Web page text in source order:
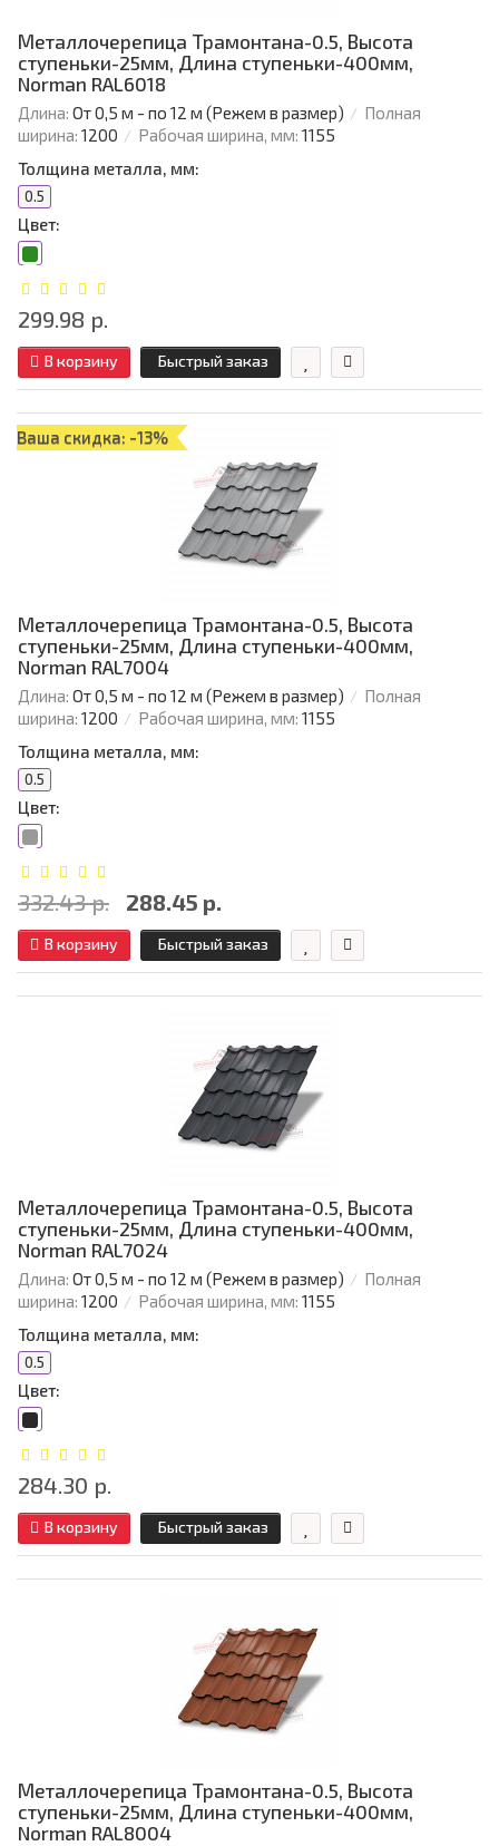
Металлочерепица Трамонтана-0.5, Высота
ступеньки-25мм, Длина ступеньки-400мм,
Norman RAL6018
Длина: От 0,5 м - по 12 м (Режем в размер)
Полная
ширина: 1200 Рабочая ширина, мм: 1155
Толщина металла, мм:
0.5
Цвет:
299.98 р.
В корзину Быстрый заказ
Ваша скидка: -13%
Металлочерепица Трамонтана-0.5, Высота
ступеньки-25мм, Длина ступеньки-400мм,
Norman RAL7004
Длина: От 0,5 м - по 12 м (Режем в размер)
Полная
ширина: 1200 Рабочая ширина, мм: 1155
Толщина металла, мм:
0.5
Цвет:
332.43 р. 288.45 р.
В корзину Быстрый заказ
Металлочерепица Трамонтана-0.5, Высота
ступеньки-25мм, Длина ступеньки-400мм,
Norman RAL7024
Длина: От 0,5 м - по 12 м (Режем в размер)
Полная
ширина: 1200 Рабочая ширина, мм: 1155
Толщина металла, мм:
0.5
Цвет:
284.30 р.
В корзину Быстрый заказ
Металлочерепица Трамонтана-0.5, Высота
ступеньки-25мм, Длина ступеньки-400мм,
Norman RAL8004